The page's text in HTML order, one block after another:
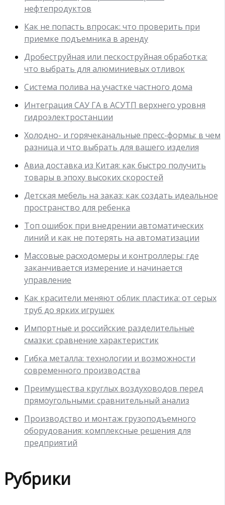
нефтепродуктов
Как не попасть впросак: что проверить при
приемке подъемника в аренду
Дробеструйная или пескоструйная обработка:
что выбрать для алюминиевых отливок
Система полива на участке частного дома
Интеграция САУ ГА в АСУТП верхнего уровня
гидроэлектростанции
Холодно- и горячеканальные пресс-формы: в чем
разница и что выбрать для вашего изделия
Авиа доставка из Китая: как быстро получить
товары в эпоху высоких скоростей
Детская мебель на заказ: как создать идеальное
пространство для ребенка
Топ ошибок при внедрении автоматических
линий и как не потерять на автоматизации
Массовые расходомеры и контроллеры: где
заканчивается измерение и начинается
управление
Как красители меняют облик пластика: от серых
труб до ярких игрушек
Импортные и российские разделительные
смазки: сравнение характеристик
Гибка металла: технологии и возможности
современного производства
Преимущества круглых воздуховодов перед
прямоугольными: сравнительный анализ
Производство и монтаж грузоподъемного
оборудования: комплексные решения для
предприятий
Рубрики